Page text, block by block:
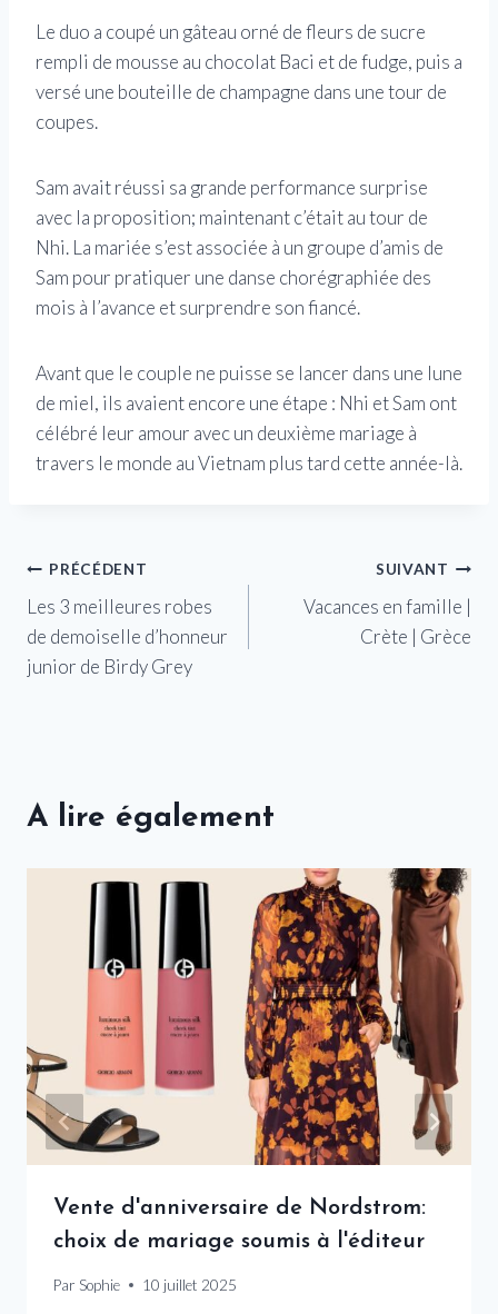
Le duo a coupé un gâteau orné de fleurs de sucre
rempli de mousse au chocolat Baci et de fudge, puis a
versé une bouteille de champagne dans une tour de
coupes.
Sam avait réussi sa grande performance surprise
avec la proposition; maintenant c’était au tour de
Nhi. La mariée s’est associée à un groupe d’amis de
Sam pour pratiquer une danse chorégraphiée des
mois à l’avance et surprendre son fiancé.
Avant que le couple ne puisse se lancer dans une lune
de miel, ils avaient encore une étape : Nhi et Sam ont
célébré leur amour avec un deuxième mariage à
travers le monde au Vietnam plus tard cette année-là.
Navigation
de
l’article
PRÉCÉDENT
Les 3 meilleures robes
de demoiselle d’honneur
junior de Birdy Grey
SUIVANT
Vacances en famille |
Crète | Grèce
A lire également
Vente d'anniversaire de Nordstrom:
choix de mariage soumis à l'éditeur
Par Sophie 10 juillet 2025